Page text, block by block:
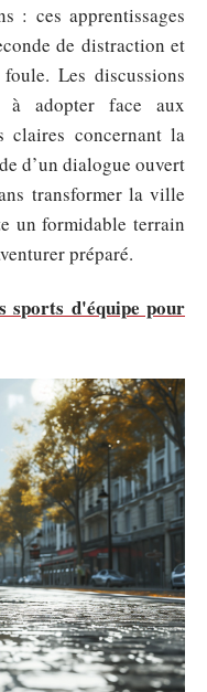
: ces apprentissages
de distraction et
Les discussions
à adopter face aux
claires concernant la
d’un dialogue ouvert
transformer la ville
un formidable terrain
préparé.
sports d'équipe pour